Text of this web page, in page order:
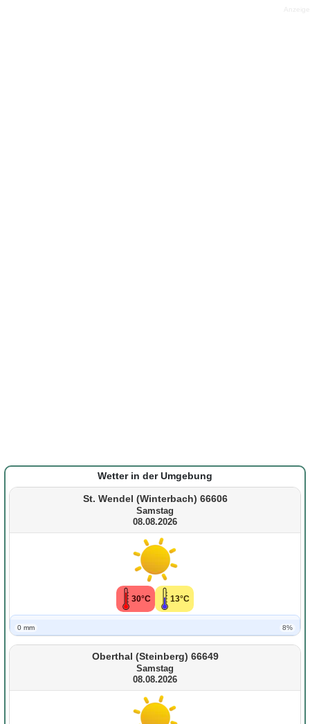
Wetter in der Umgebung
St. Wendel (Winterbach) 66606
Samstag
08.08.2026
30°C 13°C
0 mm 8%
Oberthal (Steinberg) 66649
Samstag
08.08.2026